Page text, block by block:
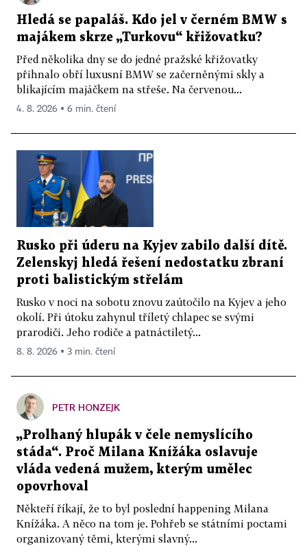
Hledá se papaláš. Kdo jel v černém BMW s
majákem skrze „Turkovu“ křižovatku?
Před několika dny se do jedné pražské křižovatky
přihnalo obří luxusní BMW se začerněnými skly a
blikajícím majáčkem na střeše. Na červenou...
4. 8. 2026 ▪ 6 min. čtení
Rusko při úderu na Kyjev zabilo další dítě.
Zelenskyj hledá řešení nedostatku zbraní
proti balistickým střelám
Rusko v noci na sobotu znovu zaútočilo na Kyjev a jeho
okolí. Při útoku zahynul tříletý chlapec se svými
prarodiči. Jeho rodiče a patnáctiletý...
8. 8. 2026 ▪ 3 min. čtení
PETR HONZEJK
„Prolhaný hlupák v čele nemyslícího
stáda“. Proč Milana Knížáka oslavuje
vláda vedená mužem, kterým umělec
opovrhoval
Někteří říkají, že to byl poslední happening Milana
Knížáka. A něco na tom je. Pohřeb se státními poctami
organizovaný těmi, kterými slavný...